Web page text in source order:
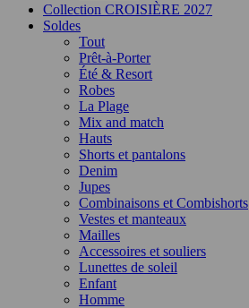
Collection CROISIÈRE 2027
Soldes
Tout
Prêt-à-Porter
Été & Resort
Robes
La Plage
Mix and match
Hauts
Shorts et pantalons
Denim
Jupes
Combinaisons et Combishorts
Vestes et manteaux
Mailles
Accessoires et souliers
Lunettes de soleil
Enfant
Homme